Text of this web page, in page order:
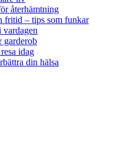
återhämtning
fritid – tips som funkar
vardagen
garderob
idag
din hälsa